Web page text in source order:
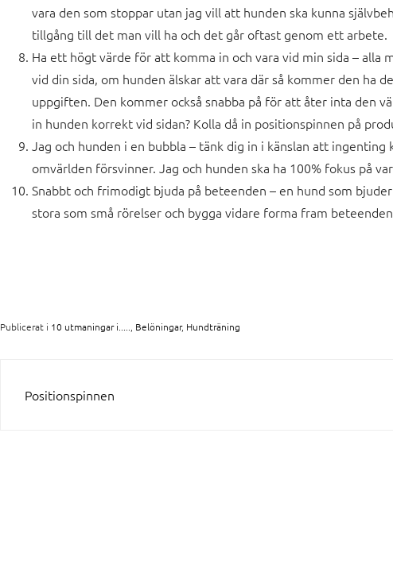
vara den som stoppar utan jag vill att hunden ska kunna
tillgång till det man vill ha och det går oftast genom ett arbete.
Ha ett högt värde för att komma in och vara vid min sida – alla
vid din sida, om hunden älskar att vara där så kommer den ha
uppgiften. Den kommer också snabba på för att åter inta den
in hunden korrekt vid sidan? Kolla då in positionspinnen på
Jag och hunden i en bubbla – tänk dig in i känslan att
omvärlden försvinner. Jag och hunden ska ha 100% fokus på
Snabbt och frimodigt bjuda på beteenden – en hund som
stora som små rörelser och bygga vidare forma fram
Publicerat i 10 utmaningar i..... Belöningar, Hundträning
INLÄGGSNAVIGERING
Positionspinnen